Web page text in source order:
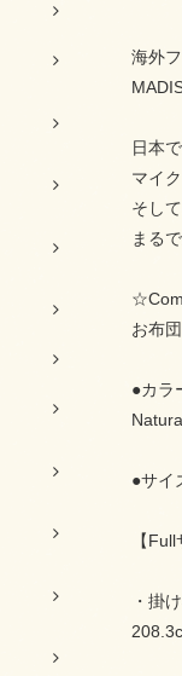
海外
日本
マイ
そし
まる
お布
●カ
●サイ
【Full
・掛